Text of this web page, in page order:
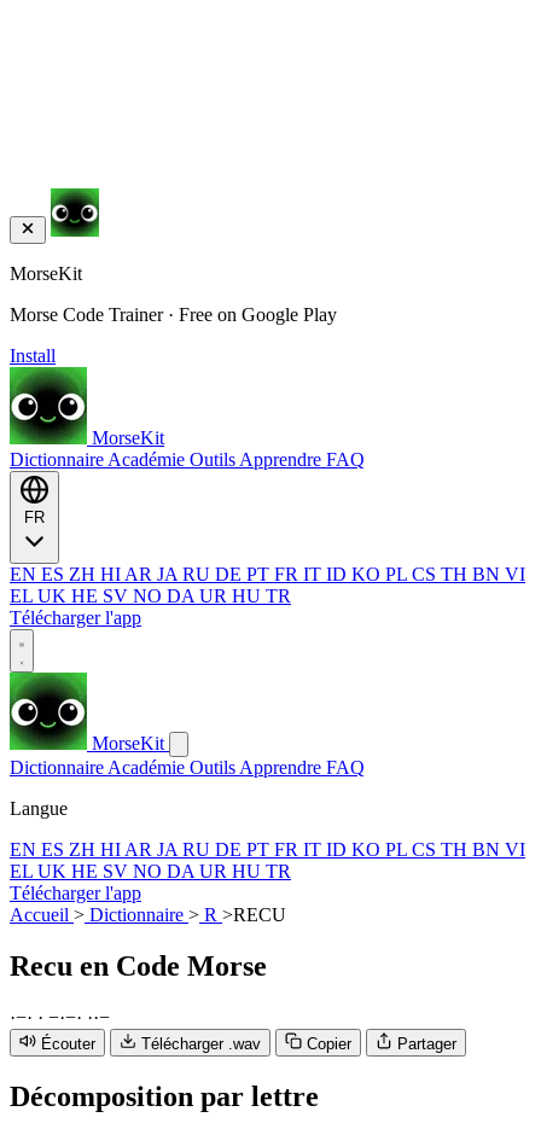
MorseKit
Morse Code Trainer · Free on Google Play
Install
MorseKit
Dictionnaire Académie Outils Apprendre FAQ
EN ES ZH HI AR JA RU DE PT FR IT ID KO PL CS TH BN VI
EL UK HE SV NO DA UR HU TR
Télécharger l'app
MorseKit
Dictionnaire Académie Outils Apprendre FAQ
Langue
EN ES ZH HI AR JA RU DE PT FR IT ID KO PL CS TH BN VI
EL UK HE SV NO DA UR HU TR
Télécharger l'app
Accueil > Dictionnaire > R >RECU
Recu en Code Morse
·−· · −·−· ··−
Écouter Télécharger .wav Copier Partager
Décomposition par lettre